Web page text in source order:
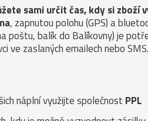
sami určit čas, kdy si zboží
, zapnutou polohu (GPS) a
poštu, balík do Balíkovny) je
ve zaslaných emailech nebo
náplní využijte společnost PPL